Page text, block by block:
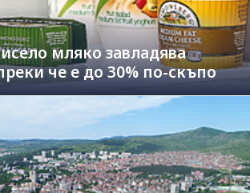
мляко завладява
че е до 30% по-скъпо